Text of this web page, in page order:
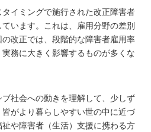
イミングで施行された改正障害者
います。これは、雇用分野の差別
改正では、段階的な障害者雇用率
務に大きく影響するものが多くな
社会への動きを理解して、少しず
がより暮らしやすい世の中に近づ
や障害者（生活）支援に携わる方